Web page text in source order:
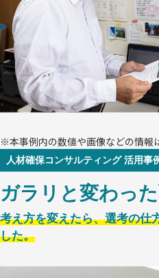
※本事例内の数値や画像などの情報
人材確保コンサルティング 活用事
ガラリと変わっ
考え方を変えたら、選考の仕
した。